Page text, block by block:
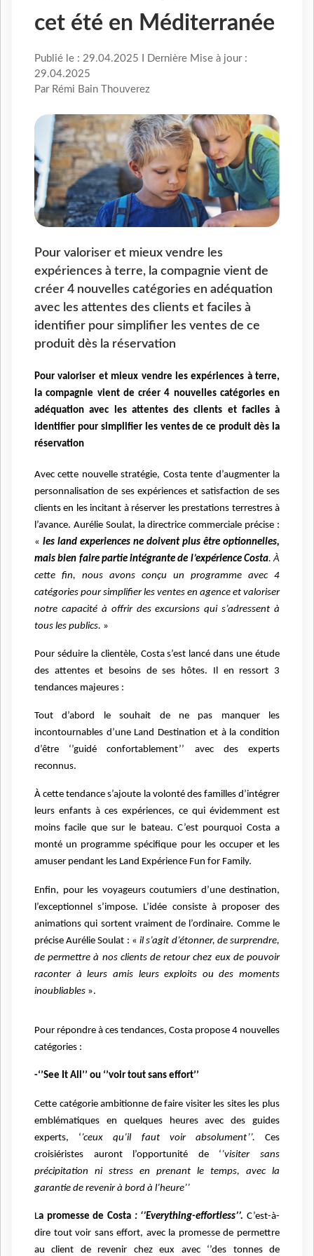
cet été en Méditerranée
Publié le : 29.04.2025 I Dernière Mise à jour :
29.04.2025
Par Rémi Bain Thouverez
Pour valoriser et mieux vendre les
expériences à terre, la compagnie vient de
créer 4 nouvelles catégories en adéquation
avec les attentes des clients et faciles à
identifier pour simplifier les ventes de ce
produit dès la réservation
Pour valoriser et mieux vendre les expériences à terre,
la compagnie vient de créer 4 nouvelles catégories en
adéquation avec les attentes des clients et faciles à
identifier pour simplifier les ventes de ce produit dès la
réservation
Avec cette nouvelle stratégie, Costa tente d’augmenter la
personnalisation de ses expériences et satisfaction de ses
clients en les incitant à réserver les prestations terrestres à
l’avance. Aurélie Soulat, la directrice commerciale précise :
« les land experiences ne doivent plus être optionnelles,
mais bien faire partie intégrante de l’expérience Costa. À
cette fin, nous avons conçu un programme avec 4
catégories pour simplifier les ventes en agence et valoriser
notre capacité à offrir des excursions qui s’adressent à
tous les publics. »
Pour séduire la clientèle, Costa s’est lancé dans une étude
des attentes et besoins de ses hôtes. Il en ressort 3
tendances majeures :
Tout d’abord le souhait de ne pas manquer les
incontournables d’une Land Destination et à la condition
d’être ‘’guidé confortablement’’ avec des experts
reconnus.
À cette tendance s’ajoute la volonté des familles d’intégrer
leurs enfants à ces expériences, ce qui évidemment est
moins facile que sur le bateau. C’est pourquoi Costa a
monté un programme spécifique pour les occuper et les
amuser pendant les Land Expérience Fun for Family.
Enfin, pour les voyageurs coutumiers d’une destination,
l’exceptionnel s’impose. L’idée consiste à proposer des
animations qui sortent vraiment de l’ordinaire. Comme le
précise Aurélie Soulat : «il s’agit d’étonner, de surprendre,
de permettre à nos clients de retour chez eux de pouvoir
raconter à leurs amis leurs exploits ou des moments
inoubliables ».
Pour répondre à ces tendances, Costa propose 4 nouvelles
catégories :
-‘’See It All’’ ou ‘’voir tout sans effort’’
Cette catégorie ambitionne de faire visiter les sites les plus
emblématiques en quelques heures avec des guides
experts, ‘’ceux qu’il faut voir absolument’’.Ces
croisiéristes auront l’opportunité de ‘’visiter sans
précipitation ni stress en prenant le temps, avec la
garantie de revenir à bord à l’heure’’
La promesse de Costa : ‘’Everything-effortless’’. C’est-à-
dire tout voir sans effort, avec la promesse de permettre
au client de revenir chez eux avec ‘’des tonnes de